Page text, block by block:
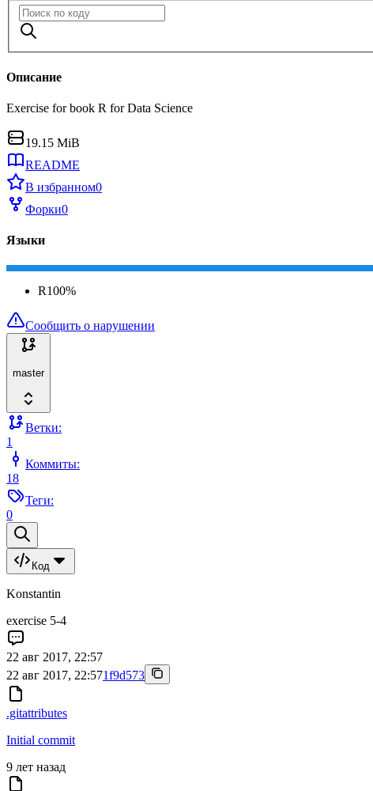
Описание
Exercise for book R for Data Science
19.15 MiB
README
В избранном0
Форки0
Языки
R100%
Сообщить о нарушении
master
Ветки:
1
Коммиты:
18
Теги:
0
Код
Konstantin
exercise 5-4
22 авг 2017, 22:57
22 авг 2017, 22:571f9d573
.gitattributes
Initial commit
9 лет назад